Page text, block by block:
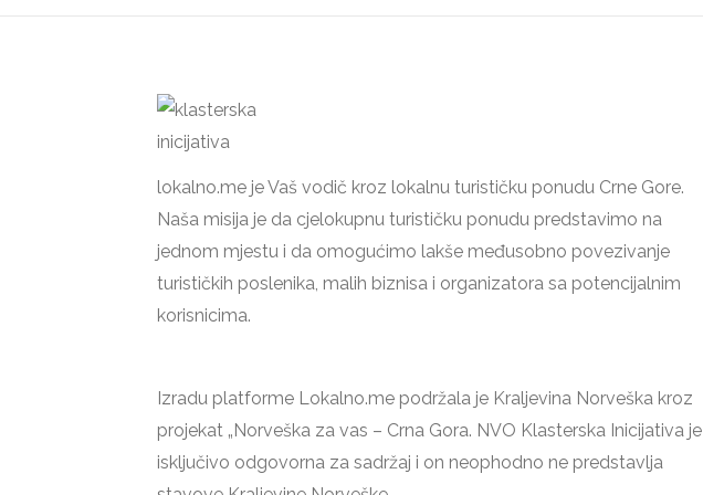
lokalno.me je Vaš vodič kroz lokalnu turističku ponudu Crne Gore.
Naša misija je da cjelokupnu turističku ponudu predstavimo na
jednom mjestu i da omogućimo lakše međusobno povezivanje
turističkih poslenika, malih biznisa i organizatora sa potencijalnim
korisnicima.
Izradu platforme Lokalno.me podržala je Kraljevina Norveška kroz
projekat „Norveška za vas – Crna Gora. NVO Klasterska Inicijativa je
isključivo odgovorna za sadržaj i on neophodno ne predstavlja